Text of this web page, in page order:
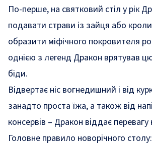
По-перше, на святковий стіл у рік
подавати страви із зайця або
образити міфічного покровителя
однією з легенд Дракон врятував
біди.
Відвертає ніс вогнедишний і від
занадто проста їжа, а також від
консервів – Дракон віддає перевагу
Головне правило новорічного